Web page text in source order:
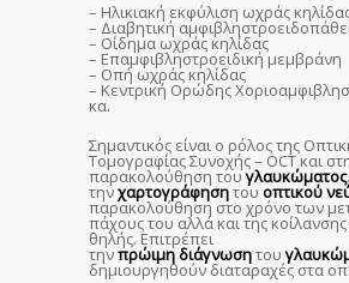
– Ηλικιακή εκφύλιση ωχράς
– Διαβητική
– Οίδημα ωχράς κηλίδας
– Επαμφιβληστροειδική μεμβράνη
– Οπή ωχράς κηλίδας
– Κεντρική Ορώδης
κα.
Σημαντικός είναι ο ρόλος της
Τομογραφίας Συνοχής – OCT και
παρακολούθηση τουγλαυκώματος
τηνχαρτογράφησητου οπτικού
παρακολούθηση στο χρόνο των
πάχους του αλλά και της κοίλανσης
θηλής. Επιτρέπει
τηνπρώιμηδιάγνωσητου
δημιουργηθούν διαταραχές στα